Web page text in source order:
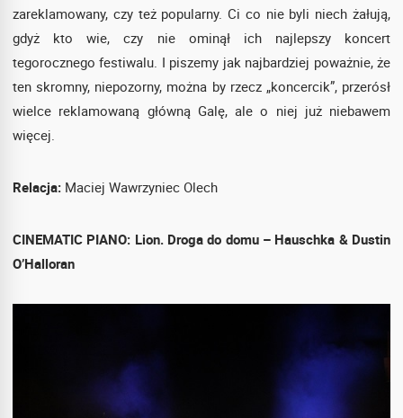
zareklamowany, czy też popularny. Ci co nie byli niech żałują,
gdyż kto wie, czy nie ominął ich najlepszy koncert
tegorocznego festiwalu. I piszemy jak najbardziej poważnie, że
ten skromny, niepozorny, można by rzecz „koncercik”, przerósł
wielce reklamowaną główną Galę, ale o niej już niebawem
więcej.
Relacja: Maciej Wawrzyniec Olech
CINEMATIC PIANO: Lion. Droga do domu – Hauschka & Dustin
O’Halloran